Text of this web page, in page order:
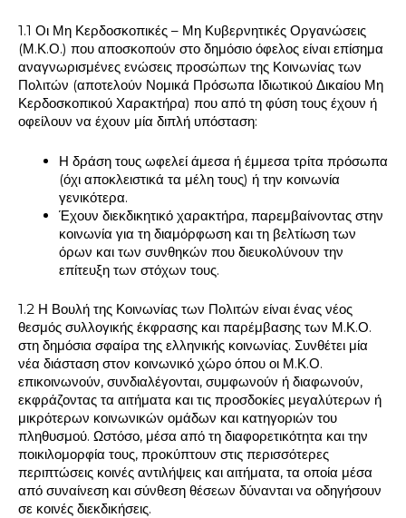
1.1 Οι Μη Κερδοσκοπικές – Μη Κυβερνητικές Οργανώσεις
(Μ.Κ.Ο.) που αποσκοπούν στο δημόσιο όφελος είναι επίσημα
αναγνωρισμένες ενώσεις προσώπων της Κοινωνίας των
Πολιτών (αποτελούν Νομικά Πρόσωπα Ιδιωτικού Δικαίου Μη
Κερδοσκοπικού Χαρακτήρα) που από τη φύση τους έχουν ή
οφείλουν να έχουν μία διπλή υπόσταση:
Η δράση τους ωφελεί άμεσα ή έμμεσα τρίτα πρόσωπα
(όχι αποκλειστικά τα μέλη τους) ή την κοινωνία
γενικότερα.
Έχουν διεκδικητικό χαρακτήρα, παρεμβαίνοντας στην
κοινωνία για τη διαμόρφωση και τη βελτίωση των
όρων και των συνθηκών που διευκολύνουν την
επίτευξη των στόχων τους.
1.2 Η Βουλή της Κοινωνίας των Πολιτών είναι ένας νέος
θεσμός συλλογικής έκφρασης και παρέμβασης των Μ.Κ.Ο.
στη δημόσια σφαίρα της ελληνικής κοινωνίας. Συνθέτει μία
νέα διάσταση στον κοινωνικό χώρο όπου οι Μ.Κ.Ο.
επικοινωνούν, συνδιαλέγονται, συμφωνούν ή διαφωνούν,
εκφράζοντας τα αιτήματα και τις προσδοκίες μεγαλύτερων ή
μικρότερων κοινωνικών ομάδων και κατηγοριών του
πληθυσμού. Ωστόσο, μέσα από τη διαφορετικότητα και την
ποικιλομορφία τους, προκύπτουν στις περισσότερες
περιπτώσεις κοινές αντιλήψεις και αιτήματα, τα οποία μέσα
από συναίνεση και σύνθεση θέσεων δύνανται να οδηγήσουν
σε κοινές διεκδικήσεις.